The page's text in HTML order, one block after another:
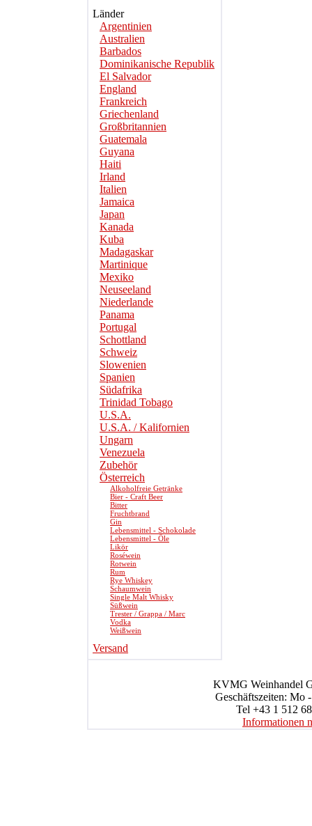
Länder
Argentinien
Australien
Barbados
Dominikanische Republik
El Salvador
England
Frankreich
Griechenland
Großbritannien
Guatemala
Guyana
Haiti
Irland
Italien
Jamaica
Japan
Kanada
Kuba
Madagaskar
Martinique
Mexiko
Neuseeland
Niederlande
Panama
Portugal
Schottland
Schweiz
Slowenien
Spanien
Südafrika
Trinidad Tobago
U.S.A.
U.S.A. / Kalifornien
Ungarn
Venezuela
Zubehör
Österreich
Alkoholfreie Getränke
Bier - Craft Beer
Bitter
Fruchtbrand
Gin
Lebensmittel - Schokolade
Lebensmittel - Öle
Likör
Roséwein
Rotwein
Rum
Rye Whiskey
Schaumwein
Single Malt Whisky
Süßwein
Trester / Grappa / Marc
Vodka
Weißwein
Versand
KVMG Weinhandel
Geschäftszeiten: Mo
Tel +43 1 512
Informationen